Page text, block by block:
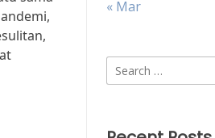
« Mar
Search
for: